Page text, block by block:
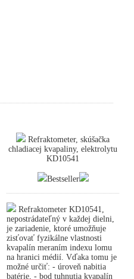
Refraktometer, skúšačka
chladiacej kvapaliny, elektrolytu
KD10541
Bestseller
Refraktometer KD10541,
nepostrádateľný v každej dielni,
je zariadenie, ktoré umožňuje
zisťovať fyzikálne vlastnosti
kvapalín meraním indexu lomu
na hranici médií. Vďaka tomu je
možné určiť: - úroveň nabitia
batérie, - bod tuhnutia kvapalín